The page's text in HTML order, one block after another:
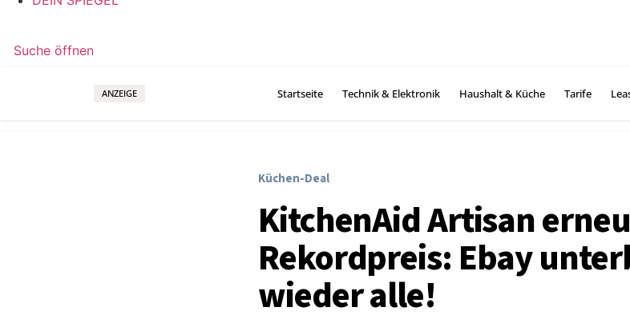
Suche öffnen
Startseite Technik & Elektronik Haushalt & Küche Tarife
ANZEIGE
Küchen-Deal
KitchenAid Artisan
Rekordpreis: Ebay
wieder alle!